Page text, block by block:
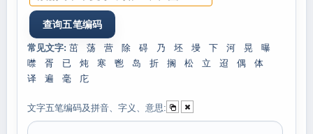
常见文字: 茁 荡 营 除 碍 乃 坯 墁 下 河 晃
曝
噤
胥 已 炖 寒 鬯 岛 折 搁 松 立 迢 偶
体
译
遍 毫 庀
文字五笔编码及拼音、字义、意思: